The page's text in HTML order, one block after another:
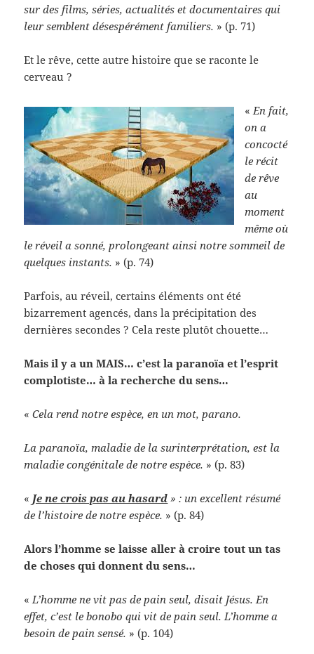
sur des films, séries, actualités et documentaires qui
leur semblent désespérément familiers. » (p. 71)
Et le rêve, cette autre histoire que se raconte le
cerveau ?
« En fait,
on a
concocté
le récit
de rêve
au
moment
même où
le réveil a sonné, prolongeant ainsi notre sommeil de
quelques instants. » (p. 74)
Parfois, au réveil, certains éléments ont été
bizarrement agencés, dans la précipitation des
dernières secondes ? Cela reste plutôt chouette…
Mais il y a un MAIS… c’est la paranoïa et l’esprit
complotiste… à la recherche du sens…
«Cela rend notre espèce, en un mot, parano.
La paranoïa, maladie de la surinterprétation, est la
maladie congénitale de notre espèce. » (p. 83)
« Je ne crois pas au hasard » : un excellent résumé
de l’histoire de notre espèce. » (p. 84)
Alors l’homme se laisse aller à croire tout un tas
de choses qui donnent du sens…
« L’homme ne vit pas de pain seul, disait Jésus. En
effet, c’est le bonobo qui vit de pain seul. L’homme a
besoin de pain sensé. » (p. 104)